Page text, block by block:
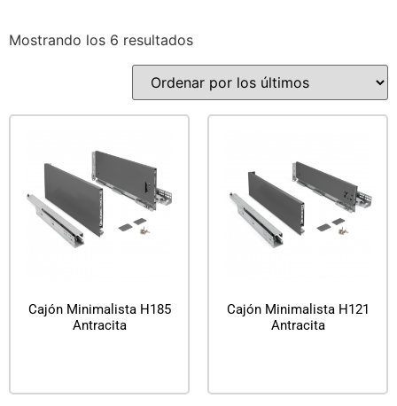
Mostrando los 6 resultados
Cajón Minimalista H185
Antracita
Cajón Minimalista H121
Antracita